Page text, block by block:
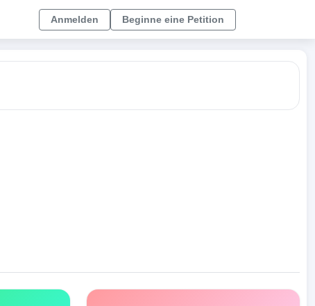
Anmelden Beginne eine Petition